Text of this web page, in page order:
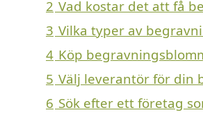
2 Vad kostar det att få
3 Vilka typer av
4 Köp
5 Välj leverantör för din
6 Sök efter ett företag